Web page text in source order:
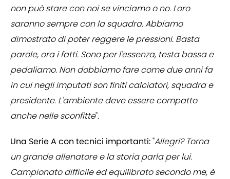
non può stare con noi se vinciamo o no. Loro
saranno sempre con la squadra. Abbiamo
dimostrato di poter reggere le pressioni. Basta
parole, ora i fatti. Sono per l'essenza, testa bassa e
pedaliamo. Non dobbiamo fare come due anni fa
in cui negli imputati son finiti calciatori, squadra e
presidente. L'ambiente deve essere compatto
anche nelle sconfitte".
Una Serie A con tecnici importanti:"Allegri? Torna
un grande allenatore e la storia parla per lui.
Campionato difficile ed equilibrato secondo me, è